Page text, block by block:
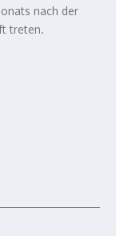
nach der
treten.